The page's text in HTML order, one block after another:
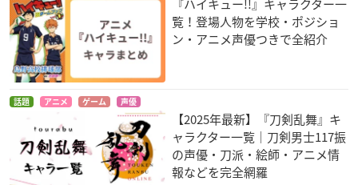
『ハイキュー!!』キャラクター一
覧！登場人物を学校・ポジショ
ン・アニメ声優つきで全紹介
話題 アニメ ゲーム 声優
【2025年最新】『刀剣乱舞』キ
ャラクター一覧｜刀剣男士117振
の声優・刀派・絵師・アニメ情
報などを完全網羅